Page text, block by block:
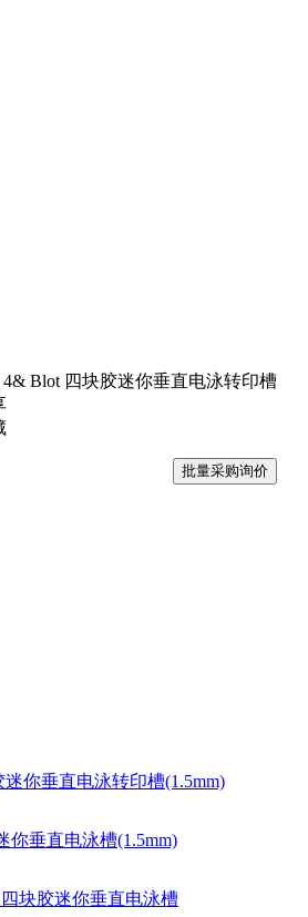
4& Blot 四块胶迷你垂直电泳转印槽
批量采购询价
迷你垂直电泳转印槽(1.5mm)
你垂直电泳槽(1.5mm)
四块胶迷你垂直电泳槽